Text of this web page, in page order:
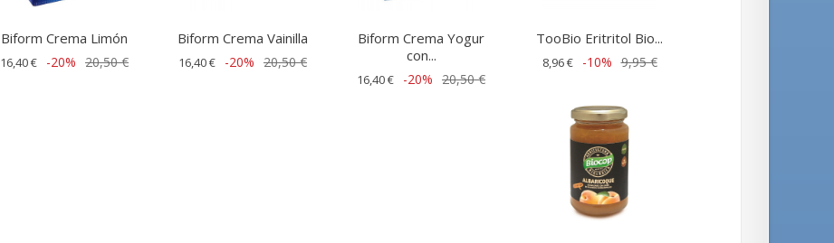
Biform Crema Limón
16,40 € -20% 20,50 €
Biform Crema Vainilla
16,40 € -20% 20,50 €
Biform Crema Yogur
con...
16,40 € -20% 20,50 €
TooBio Eritritol Bio...
8,96 € -10% 9,95 €